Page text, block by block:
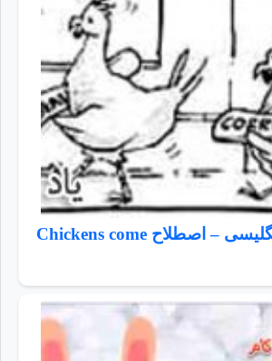
آموزش زبان انگلیسی – اصطلاح Chickens come